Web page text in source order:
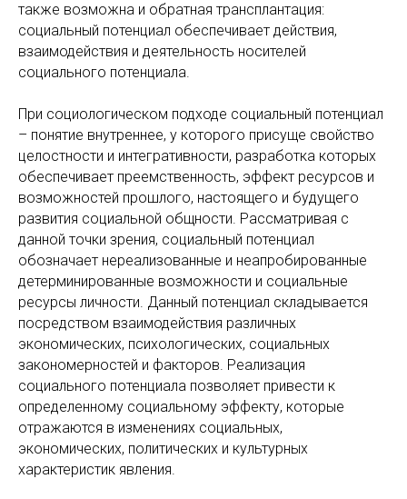
также возможна и обратная трансплантация:
социальный потенциал обеспечивает действия,
взаимодействия и деятельность носителей
социального потенциала.
При социологическом подходе социальный потенциал
– понятие внутреннее, у которого присуще свойство
целостности и интегративности, разработка которых
обеспечивает преемственность, эффект ресурсов и
возможностей прошлого, настоящего и будущего
развития социальной общности. Рассматривая с
данной точки зрения, социальный потенциал
обозначает нереализованные и неапробированные
детерминированные возможности и социальные
ресурсы личности. Данный потенциал складывается
посредством взаимодействия различных
экономических, психологических, социальных
закономерностей и факторов. Реализация
социального потенциала позволяет привести к
определенному социальному эффекту, которые
отражаются в изменениях социальных,
экономических, политических и культурных
характеристик явления.